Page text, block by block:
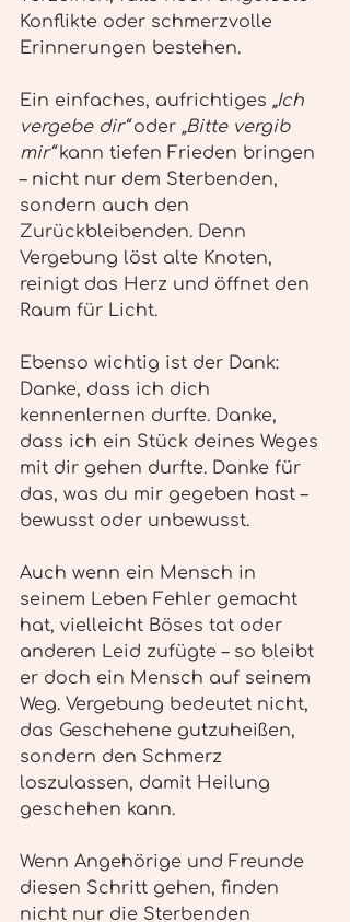
Konflikte oder schmerzvolle
Erinnerungen bestehen.
Ein einfaches, aufrichtiges „Ich
vergebe dir“ oder „Bitte vergib
mir“ kann tiefen Frieden bringen
– nicht nur dem Sterbenden,
sondern auch den
Zurückbleibenden. Denn
Vergebung löst alte Knoten,
reinigt das Herz und öffnet den
Raum für Licht.
Ebenso wichtig ist der Dank:
Danke, dass ich dich
kennenlernen durfte. Danke,
dass ich ein Stück deines Weges
mit dir gehen durfte. Danke für
das, was du mir gegeben hast –
bewusst oder unbewusst.
Auch wenn ein Mensch in
seinem Leben Fehler gemacht
hat, vielleicht Böses tat oder
anderen Leid zufügte – so bleibt
er doch ein Mensch auf seinem
Weg. Vergebung bedeutet nicht,
das Geschehene gutzuheißen,
sondern den Schmerz
loszulassen, damit Heilung
geschehen kann.
Wenn Angehörige und Freunde
diesen Schritt gehen, finden
nicht nur die Sterbenden